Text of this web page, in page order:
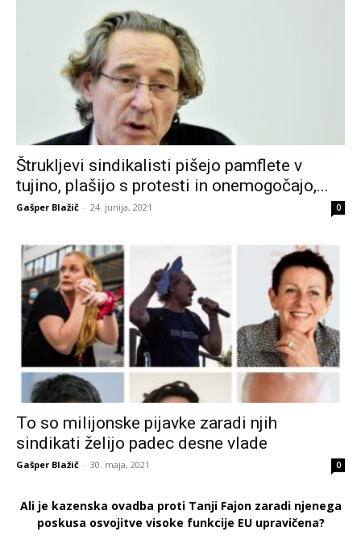
Štrukljevi sindikalisti pišejo pamflete v
tujino, plašijo s protesti in onemogočajo,...
Gašper Blažič - 24. junija, 2021 0
To so milijonske pijavke zaradi njih
sindikati želijo padec desne vlade
Gašper Blažič - 30. maja, 2021 0
Ali je kazenska ovadba proti Tanji Fajon zaradi njenega
poskusa osvojitve visoke funkcije EU upravičena?